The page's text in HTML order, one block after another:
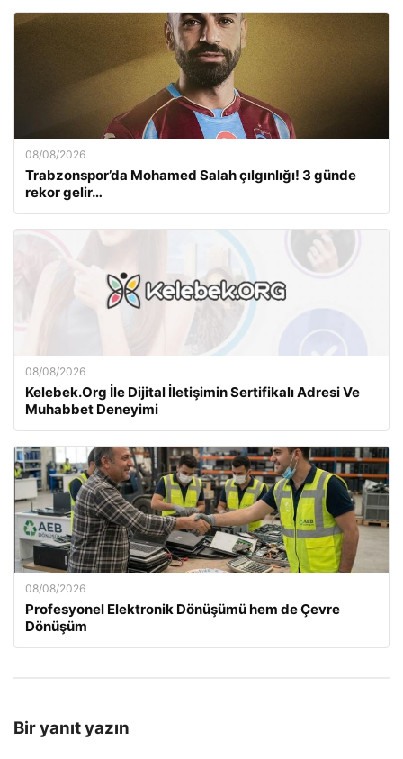
08/08/2026
Trabzonspor’da Mohamed Salah çılgınlığı! 3 günde
rekor gelir…
08/08/2026
Kelebek.Org İle Dijital İletişimin Sertifikalı Adresi Ve
Muhabbet Deneyimi
08/08/2026
Profesyonel Elektronik Dönüşümü hem de Çevre
Dönüşüm
Bir yanıt yazın